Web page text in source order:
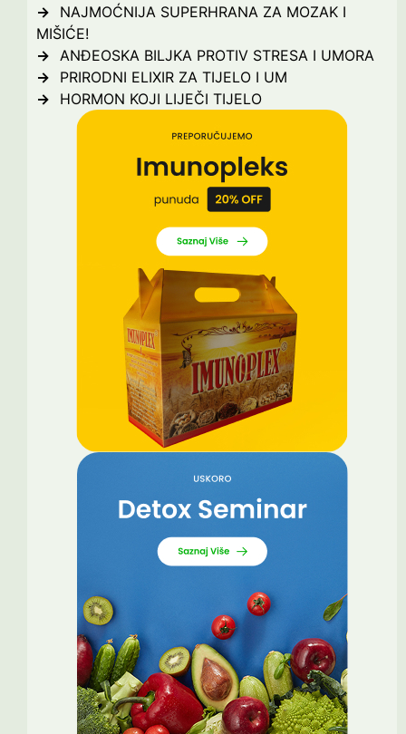
NAJMOĆNIJA SUPERHRANA ZA MOZAK I
MIŠIĆE!
ANĐEOSKA BILJKA PROTIV STRESA I UMORA
PRIRODNI ELIXIR ZA TIJELO I UM
HORMON KOJI LIJEČI TIJELO